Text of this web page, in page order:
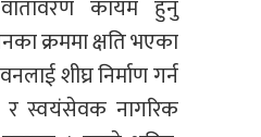
वातावरण कायम हुनु
क्रममा क्षति भएका
शीघ्र निर्माण गर्न
र स्वयंसेवक नागरिक